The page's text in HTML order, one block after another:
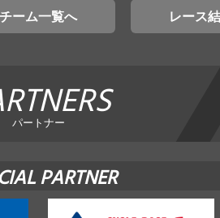
チーム一覧へ レース
パートナー
PARTNER